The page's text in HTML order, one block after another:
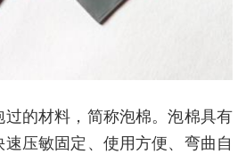
的材料，简称泡棉。泡棉具有
压敏固定、使用方便、弯曲自